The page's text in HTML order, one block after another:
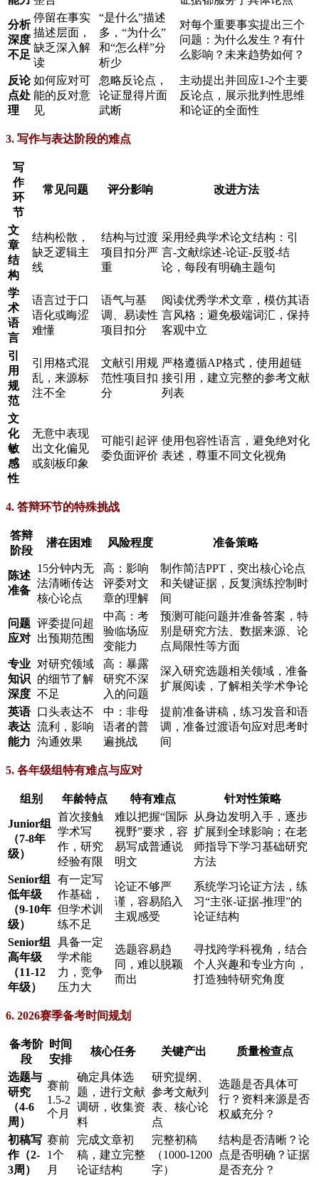
分析
深度
不足
停留在事实
描述层面，
缺乏深入解
读
“是什么”描述
多，“为什么”
和“怎么样”分
析少
对每个重要事实提出三个
问题：为什么发生？有什
么影响？未来趋势如何？
反论
点处
理
如何应对可
能的反对意
见
忽略反论点，
论证显得片面
武断
主动提出并回应1-2个主要
反论点，展示批判性思维
和论证的全面性
3. 写作与表达阶段的难点
写
作
环
节
常见问题 评分影响 改进方法
文
章
结
构
结构松散，
缺乏逻辑主
线
结构与过渡
项目扣分严
重
采用经典学术论文结构：引
言-文献综述-论证-反驳-结
论，每段有明确主题句
学
术
语
言
语言过于口
语化或晦涩
难懂
语气与基
调、易读性
项目扣分
阅读优秀学术文章，模仿其语
言风格；避免极端词汇，保持
客观中立
引
用
规
范
引用格式混
乱，来源标
注不全
文献引用规
范性项目扣
分
严格遵循AP格式，使用超链
接引用，建立完整的参考文献
列表
文
化
敏
感
性
无意中表现
出文化偏见
或刻板印象
可能引起评
委负面评价
使用包容性语言，避免绝对化
表述，尊重不同文化视角
4. 答辩环节的特殊挑战
答辩
阶段
潜在困难 风险程度 准备策略
陈述
准备
15分钟内无
法清晰传达
核心论点
高：影响
评委对文
章的理解
制作简洁PPT，突出核心论点
和关键证据，反复演练控制时
间
问题
应对
评委提问超
出预期范围
中高：考
验临场应
变能力
预测可能问题并准备答案，特
别是研究方法、数据来源、论
点局限性等方面
专业
知识
深度
对研究领域
的细节了解
不足
高：暴露
研究不深
入的问题
深入研究选题相关领域，准备
扩展阅读，了解相关学术争论
英语
表达
能力
口头表达不
流利，影响
沟通效果
中：非母
语者的普
遍挑战
提前准备讲稿，练习发音和语
调，准备过渡语句应对思考时
间
5. 各年级组特有难点与应对
组别 年龄特点 特有难点 针对性策略
Junior组
（7-8年
级）
首次接触
学术写
作，研究
经验有限
难以把握“国际
视野”要求，容
易写成普通说
明文
从身边发明入手，逐步
扩展到全球影响；在老
师指导下学习基础研究
方法
Senior组
低年级
（9-10年
级）
有一定写
作基础，
但学术训
练不足
论证不够严
谨，容易陷入
主观感受
系统学习论证方法，练
习“主张-证据-推理”的
论证结构
Senior组
高年级
（11-12
年级）
具备一定
学术能
力，竞争
压力大
选题容易趋
同，难以脱颖
而出
寻找跨学科视角，结合
个人兴趣和专业方向，
打造独特研究角度
6. 2026赛季备考时间规划
备考阶
段
时间
安排
核心任务 关键产出 质量检查点
选题与
研究
（4-6
周）
赛前
1.5-2
个月
确定具体选
题，进行文献
调研，收集资
料
研究提纲、
参考文献列
表、核心论
点
选题是否具体可
行？资料来源是否
权威充分？
初稿写
作（2-
3周）
赛前
1个
月
完成文章初
稿，建立完整
论证结构
完整初稿
（1000-1200
字）
结构是否清晰？论
点是否明确？证据
是否充分？